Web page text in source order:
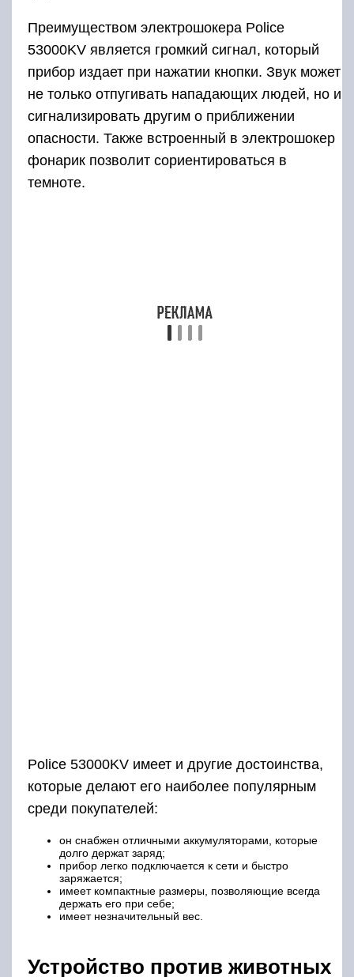
Преимуществом электрошокера Police
53000KV является громкий сигнал, который
прибор издает при нажатии кнопки. Звук может
не только отпугивать нападающих людей, но и
сигнализировать другим о приближении
опасности. Также встроенный в электрошокер
фонарик позволит сориентироваться в
темноте.
Police 53000KV имеет и другие достоинства,
которые делают его наиболее популярным
среди покупателей:
он снабжен отличными аккумуляторами, которые
долго держат заряд;
прибор легко подключается к сети и быстро
заряжается;
имеет компактные размеры, позволяющие всегда
держать его при себе;
имеет незначительный вес.
Устройство против животных